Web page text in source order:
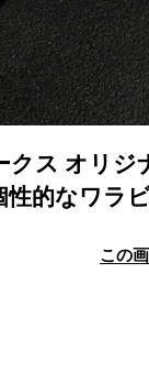
クス オリ
性的なワラ
この